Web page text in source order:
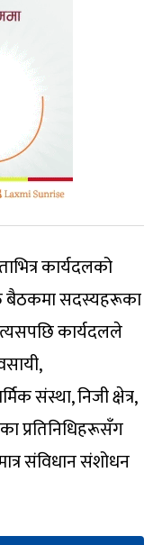
कार्यदलको
बैठकमा सदस्यहरूका
कार्यदलले
संस्था, निजी क्षेत्र,
प्रतिनिधिहरूसँग
संविधान संशोधन